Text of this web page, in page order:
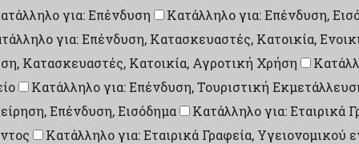
για: Επένδυση Κατάλληλο για: Επένδυση,
για: Επένδυση, Κατασκευαστές, Κατοικία,
Κατασκευαστές, Κατοικία, Αγροτική Χρήση
Κατάλληλο για: Επένδυση, Τουριστική
Επένδυση, Εισόδημα
Κατάλληλο για: Εταιρικά
Κατάλληλο για: Εταιρικά Γραφεία, Υγειονομικού